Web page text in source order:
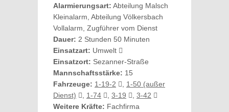
Alarmierungsart: Abteilung Malsch
Kleinalarm, Abteilung Völkersbach
Vollalarm, Zugführer vom Dienst
Dauer: 2 Stunden 50 Minuten
Einsatzart: Umwelt
Einsatzort: Sezanner-Straße
Mannschaftsstärke: 15
Fahrzeuge: 1-19-2
1-50 (außer
Dienst)
1-74 3-19
3-42
Weitere Kräfte: Fachfirma